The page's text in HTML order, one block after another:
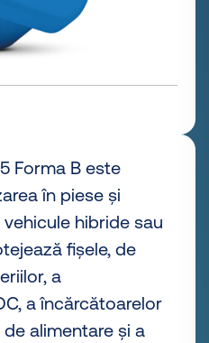
Forma B este
în piese și
hibride sau
fișele, de
a
a încărcătoarelor
alimentare și a